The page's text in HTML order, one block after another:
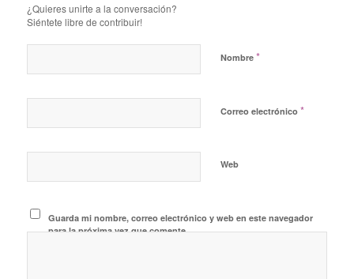
¿Quieres unirte a la conversación?
Siéntete libre de contribuir!
Nombre *
Correo electrónico *
Web
Guarda mi nombre, correo electrónico y web en este navegador
para la próxima vez que comente.